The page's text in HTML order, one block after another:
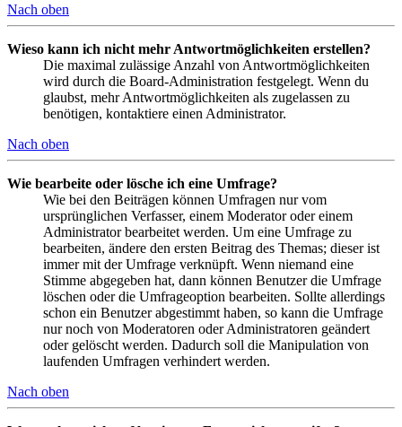
Nach oben
Wieso kann ich nicht mehr Antwortmöglichkeiten erstellen?
Die maximal zulässige Anzahl von Antwortmöglichkeiten
wird durch die Board-Administration festgelegt. Wenn du
glaubst, mehr Antwortmöglichkeiten als zugelassen zu
benötigen, kontaktiere einen Administrator.
Nach oben
Wie bearbeite oder lösche ich eine Umfrage?
Wie bei den Beiträgen können Umfragen nur vom
ursprünglichen Verfasser, einem Moderator oder einem
Administrator bearbeitet werden. Um eine Umfrage zu
bearbeiten, ändere den ersten Beitrag des Themas; dieser ist
immer mit der Umfrage verknüpft. Wenn niemand eine
Stimme abgegeben hat, dann können Benutzer die Umfrage
löschen oder die Umfrageoption bearbeiten. Sollte allerdings
schon ein Benutzer abgestimmt haben, so kann die Umfrage
nur noch von Moderatoren oder Administratoren geändert
oder gelöscht werden. Dadurch soll die Manipulation von
laufenden Umfragen verhindert werden.
Nach oben